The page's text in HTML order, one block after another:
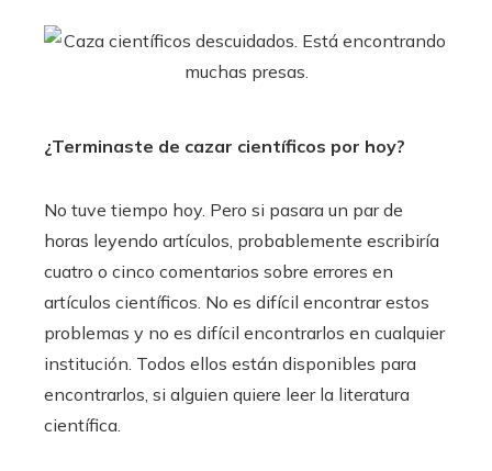
¿Terminaste de cazar científicos por hoy?
No tuve tiempo hoy. Pero si pasara un par de
horas leyendo artículos, probablemente escribiría
cuatro o cinco comentarios sobre errores en
artículos científicos. No es difícil encontrar estos
problemas y no es difícil encontrarlos en cualquier
institución. Todos ellos están disponibles para
encontrarlos, si alguien quiere leer la literatura
científica.